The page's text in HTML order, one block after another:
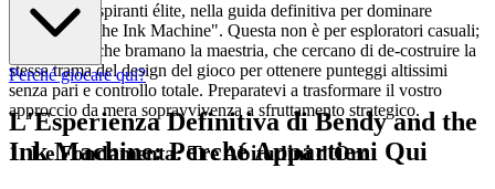
Benvenuti, aspiranti élite, nella guida definitiva per dominare
"Bendy and the Ink Machine". Questa non è per esploratori casuali;
è per coloro che bramano la maestria, che cercano di de-costruire la
stessa trama del design del gioco per ottenere punteggi altissimi
senza pari e controllo totale. Preparatevi a trasformare il vostro
approccio da mera sopravvivenza a sfruttamento strategico.
1. Le Fondamenta: Tre Abitudini d'Oro
Perché giocare qui?
L'Esperienza Definitiva di Bendy and the
Ink Machine: Perché Appartieni Qui